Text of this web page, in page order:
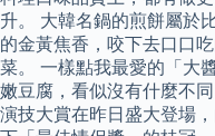
升。 大韓名鍋的煎餅屬於
的金黃焦香，咬下去口口
菜。 一樣點我最愛的「大
嫩豆腐，看似沒有什麼不
演技大賞在昨日盛大登場